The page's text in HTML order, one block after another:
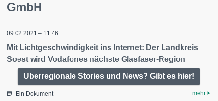
GmbH
09.02.2021 – 11:46
Mit Lichtgeschwindigkeit ins Internet: Der Landkreis
Soest wird Vodafones nächste Glasfaser-Region
Überregionale Stories und News? Gibt es hier!
Ein Dokument mehr